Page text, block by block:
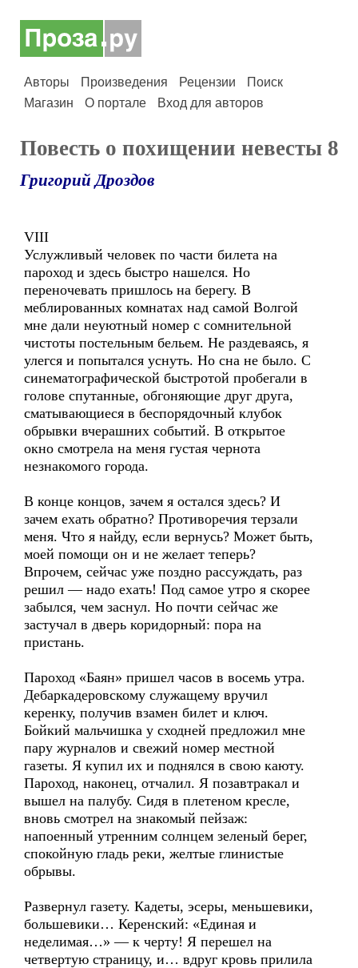
Авторы Произведения Рецензии
Поиск
Магазин
О портале Вход для авторов
Повесть о похищении невесты 8
Григорий Дроздов
VIII
Услужливый человек по части билета на
пароход и здесь быстро нашелся. Но
переночевать пришлось на берегу. В
меблированных комнатах над самой Волгой
мне дали неуютный номер с сомнительной
чистоты постельным бельем. Не раздеваясь, я
улегся и попытался уснуть. Но сна не было. С
синематографической быстротой пробегали в
голове спутанные, обгоняющие друг друга,
сматывающиеся в беспорядочный клубок
обрывки вчерашних событий. В открытое
окно смотрела на меня густая чернота
незнакомого города.
В конце концов, зачем я остался здесь? И
зачем ехать обратно? Противоречия терзали
меня. Что я найду, если вернусь? Может быть,
моей помощи он и не желает теперь?
Впрочем, сейчас уже поздно рассуждать, раз
решил — надо ехать! Под самое утро я скорее
забылся, чем заснул. Но почти сейчас же
застучал в дверь коридорный: пора на
пристань.
Пароход «Баян» пришел часов в восемь утра.
Дебаркадеровскому служащему вручил
керенку, получив взамен билет и ключ.
Бойкий мальчишка у сходней предложил мне
пару журналов и свежий номер местной
газеты. Я купил их и поднялся в свою каюту.
Пароход, наконец, отчалил. Я позавтракал и
вышел на палубу. Сидя в плетеном кресле,
вновь смотрел на знакомый пейзаж:
напоенный утренним солнцем зеленый берег,
спокойную гладь реки, желтые глинистые
обрывы.
Развернул газету. Кадеты, эсеры, меньшевики,
большевики… Керенский: «Единая и
неделимая…» — к черту! Я перешел на
четвертую страницу, и… вдруг кровь прилила